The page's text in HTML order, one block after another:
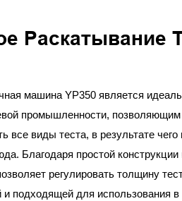
Раскатывание
машина YP350 является
промышленности, позволяющим
все виды теста, в результате
Благодаря простой конструкции
регулировать толщину
и подходящей для использования